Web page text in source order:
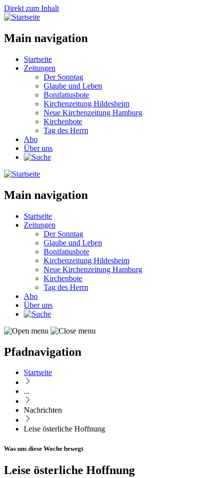
Direkt zum Inhalt
Main navigation
Startseite
Zeitungen
Der Sonntag
Glaube und Leben
Bonifatiusbote
Kirchenzeitung Hildesheim
Neue Kirchenzeitung Hamburg
Kirchenbote
Tag des Herrn
Abo
Über uns
Main navigation
Startseite
Zeitungen
Der Sonntag
Glaube und Leben
Bonifatiusbote
Kirchenzeitung Hildesheim
Neue Kirchenzeitung Hamburg
Kirchenbote
Tag des Herrn
Abo
Über uns
Pfadnavigation
Startseite
...
Nachrichten
Leise österliche Hoffnung
Was uns diese Woche bewegt
Leise österliche Hoffnung